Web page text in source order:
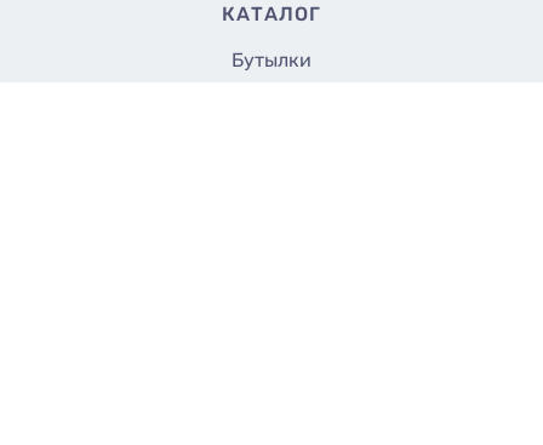
КАТАЛОГ
Бутылки